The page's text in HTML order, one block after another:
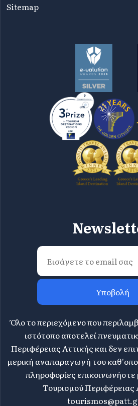
Sitemap
Υποβολή
Όλο το περιεχόμενο που
ιστότοπο αποτελεί
Περιφέρειας Αττικής και δεν
μερική αναπαραγωγή του
πληροφορίες
Τουρισμού Περιφέρειας